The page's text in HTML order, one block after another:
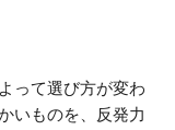
って選び方が変わ
いものを、反発力